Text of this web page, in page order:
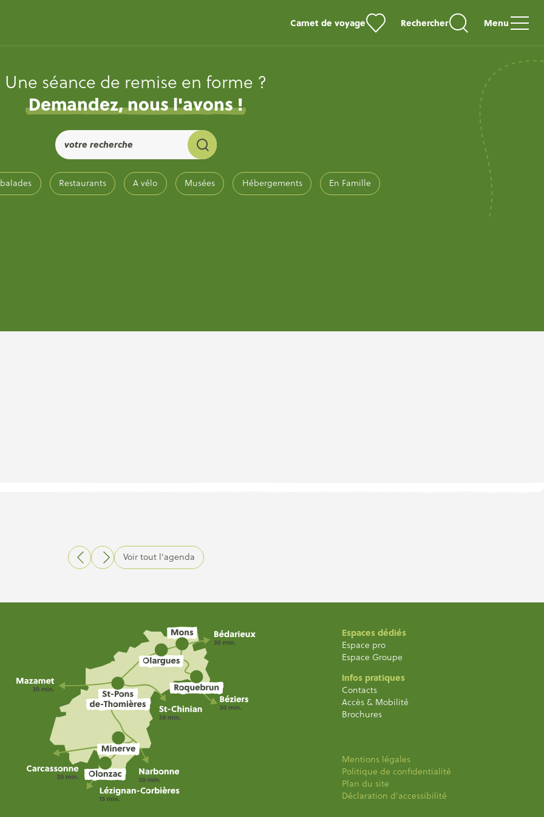
Carnet de voyage Rechercher Menu
Une séance de remise en forme ?
Demandez, nous l'avons !
Restaurants A vélo Musées Hébergements En Famille
Voir tout l'agenda
Espaces dédiés
Espace pro
Espace Groupe
Infos pratiques
Contacts
Accès & Mobilité
Brochures
Mentions légales
Politique de confidentialité
Plan du site
Déclaration d’accessibilité